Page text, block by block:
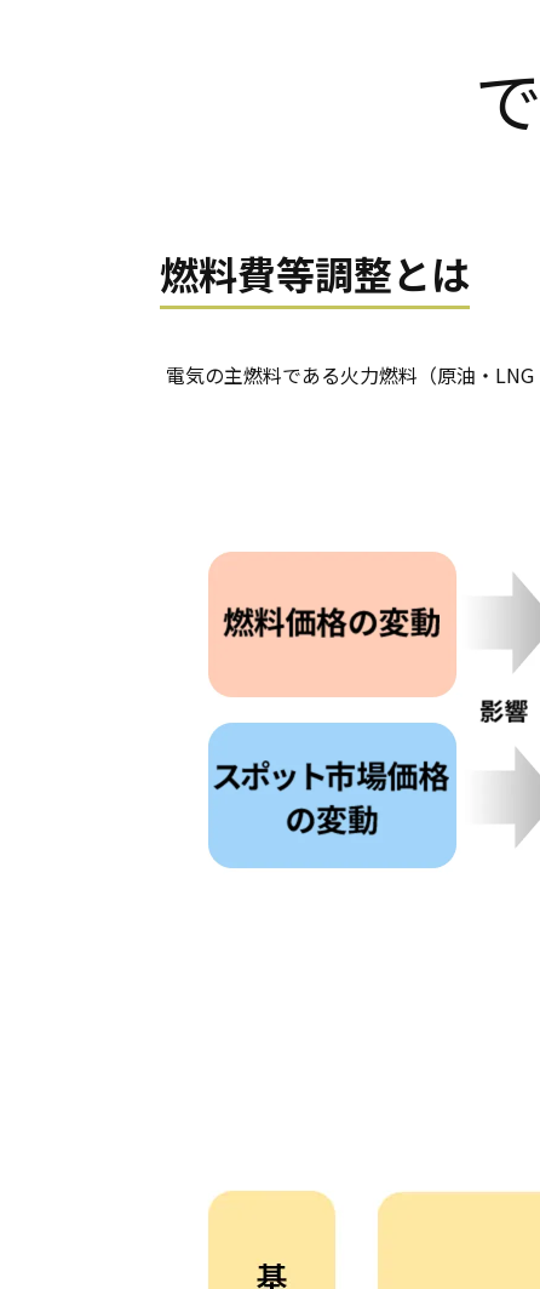
燃料費等調整とは
電気の主燃料である火力燃料（原油・